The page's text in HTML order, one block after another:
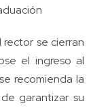
se cierran
el ingreso al
recomienda la
garantizar su